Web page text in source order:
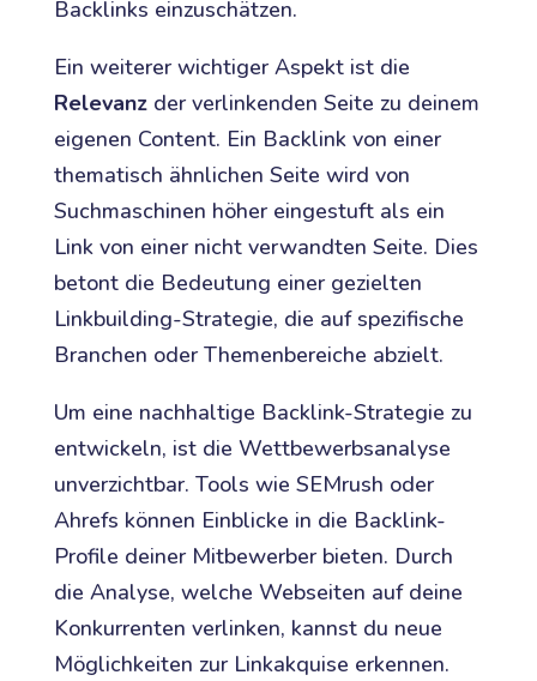
Backlinks einzuschätzen.
Ein weiterer wichtiger Aspekt ist die
Relevanzder verlinkenden Seite zu deinem
eigenen Content. Ein Backlink von einer
thematisch ähnlichen Seite wird von
Suchmaschinen höher eingestuft als ein
Link von einer nicht verwandten Seite. Dies
betont die Bedeutung einer gezielten
Linkbuilding-Strategie, die auf spezifische
Branchen oder Themenbereiche abzielt.
Um eine nachhaltige Backlink-Strategie zu
entwickeln, ist die Wettbewerbsanalyse
unverzichtbar. Tools wie SEMrush oder
Ahrefs können Einblicke in die Backlink-
Profile deiner Mitbewerber bieten. Durch
die Analyse, welche Webseiten auf deine
Konkurrenten verlinken, kannst du neue
Möglichkeiten zur Linkakquise erkennen.